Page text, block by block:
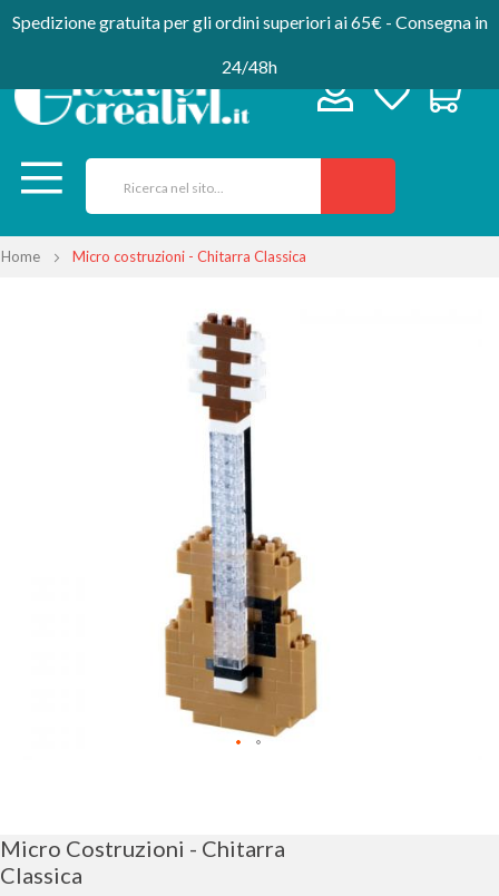
Spedizione gratuita per gli ordini superiori ai 65€ - Consegna in
24/48h
Home Micro costruzioni - Chitarra Classica
galleria
di
immagini
Micro Costruzioni - Chitarra
Classica